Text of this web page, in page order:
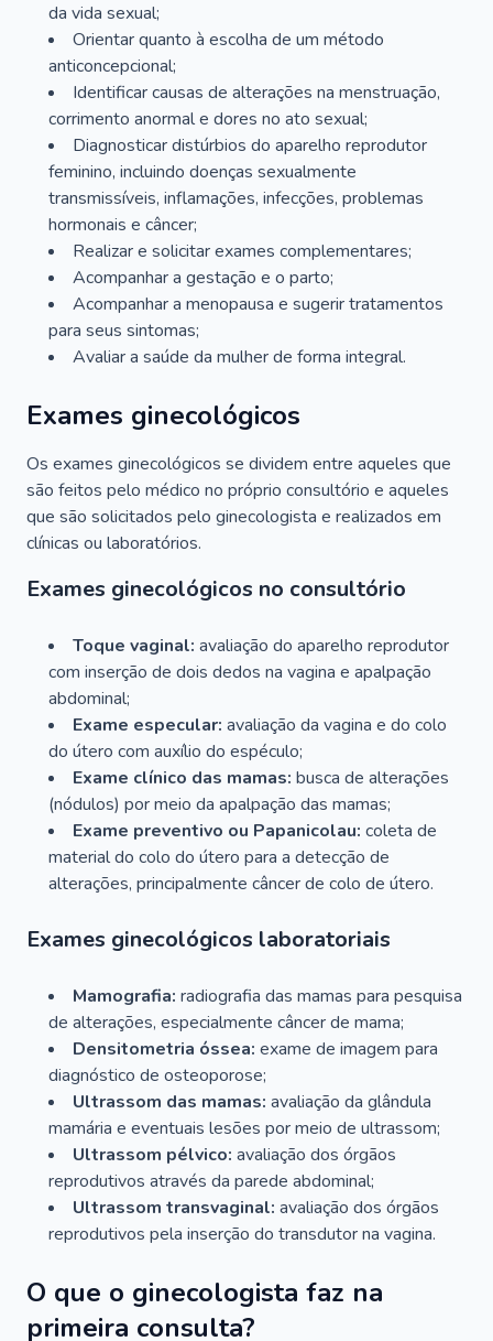
da vida sexual;
Orientar quanto à escolha de um método
anticoncepcional;
Identificar causas de alterações na menstruação,
corrimento anormal e dores no ato sexual;
Diagnosticar distúrbios do aparelho reprodutor
feminino, incluindo doenças sexualmente
transmissíveis, inflamações, infecções, problemas
hormonais e câncer;
Realizar e solicitar exames complementares;
Acompanhar a gestação e o parto;
Acompanhar a menopausa e sugerir tratamentos
para seus sintomas;
Avaliar a saúde da mulher de forma integral.
Exames ginecológicos
Os exames ginecológicos se dividem entre aqueles que
são feitos pelo médico no próprio consultório e aqueles
que são solicitados pelo ginecologista e realizados em
clínicas ou laboratórios.
Exames ginecológicos no consultório
Toque vaginal: avaliação do aparelho reprodutor
com inserção de dois dedos na vagina e apalpação
abdominal;
Exame especular: avaliação da vagina e do colo
do útero com auxílio do espéculo;
Exame clínico das mamas: busca de alterações
(nódulos) por meio da apalpação das mamas;
Exame preventivo ou Papanicolau: coleta de
material do colo do útero para a detecção de
alterações, principalmente câncer de colo de útero.
Exames ginecológicos laboratoriais
Mamografia: radiografia das mamas para pesquisa
de alterações, especialmente câncer de mama;
Densitometria óssea: exame de imagem para
diagnóstico de osteoporose;
Ultrassom das mamas: avaliação da glândula
mamária e eventuais lesões por meio de ultrassom;
Ultrassom pélvico: avaliação dos órgãos
reprodutivos através da parede abdominal;
Ultrassom transvaginal: avaliação dos órgãos
reprodutivos pela inserção do transdutor na vagina.
O que o ginecologista faz na
primeira consulta?